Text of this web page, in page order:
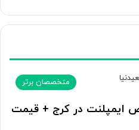
متخصصان برتر
ایمپلنت در کرج + قیمت